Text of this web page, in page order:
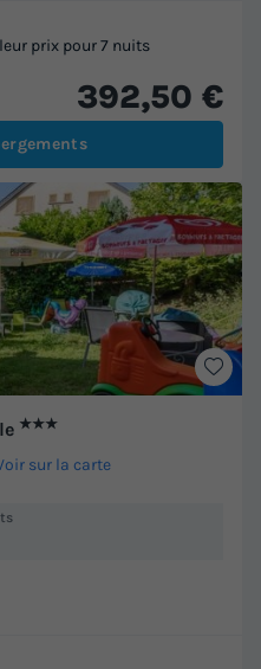
prix pour 7 nuits
392,50 €
★★★
sur la carte